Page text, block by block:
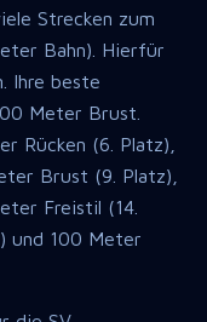
Strecken zum
Bahn). Hierfür
Ihre beste
Meter Brust.
Rücken (6. Platz),
Brust (9. Platz),
Freistil (14.
und 100 Meter